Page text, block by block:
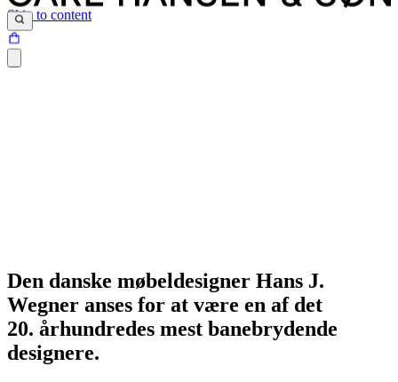
Skip to content
Den danske møbeldesigner Hans J.
Wegner anses for at være en af det
20. århundredes mest banebrydende
designere.